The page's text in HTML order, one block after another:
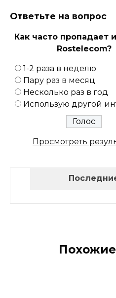
Ответьте на вопрос
Как часто пропадает
Rostelecom?
1-2 раза в неделю
Пару раз в месяц
Несколько раз в год
Использую другой
Просмотреть
Похожие